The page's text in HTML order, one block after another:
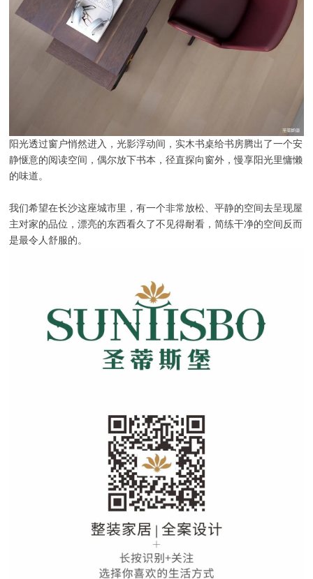
阳光透过窗户悄然进入，光影浮动间，实木书桌给书房腾出了一个安
静惬意的阅读空间，偶尔放下书本，径直探向窗外，慢享阳光里慵懒
的味道。
我们希望在长沙这座城市里，有一个非常放松、平静的空间去呈现屋
主对家的品位，漂亮的东西看久了不见得耐看，简练干净的空间反而
是最令人舒服的。